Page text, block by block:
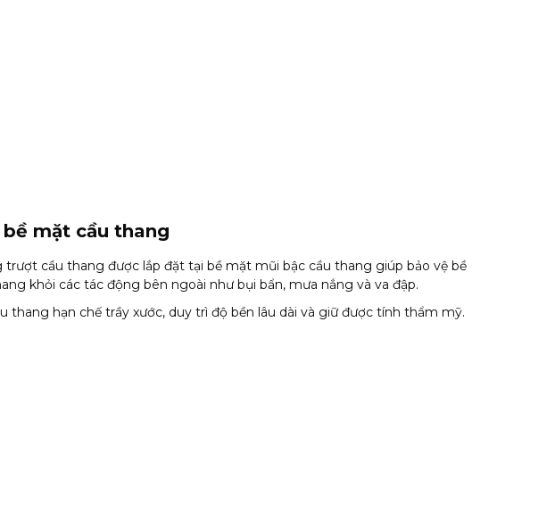
bề mặt cầu thang
trượt cầu thang được lắp đặt tại bề mặt mũi bậc cầu thang giúp bảo vệ bề
khỏi các tác động bên ngoài như bụi bẩn, mưa nắng và va đập.
thang hạn chế trầy xước, duy trì độ bền lâu dài và giữ được tính thẩm mỹ.